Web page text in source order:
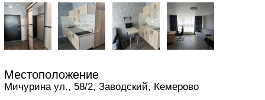
Местоположение
Мичурина ул., 58/2, Заводский, Кемерово